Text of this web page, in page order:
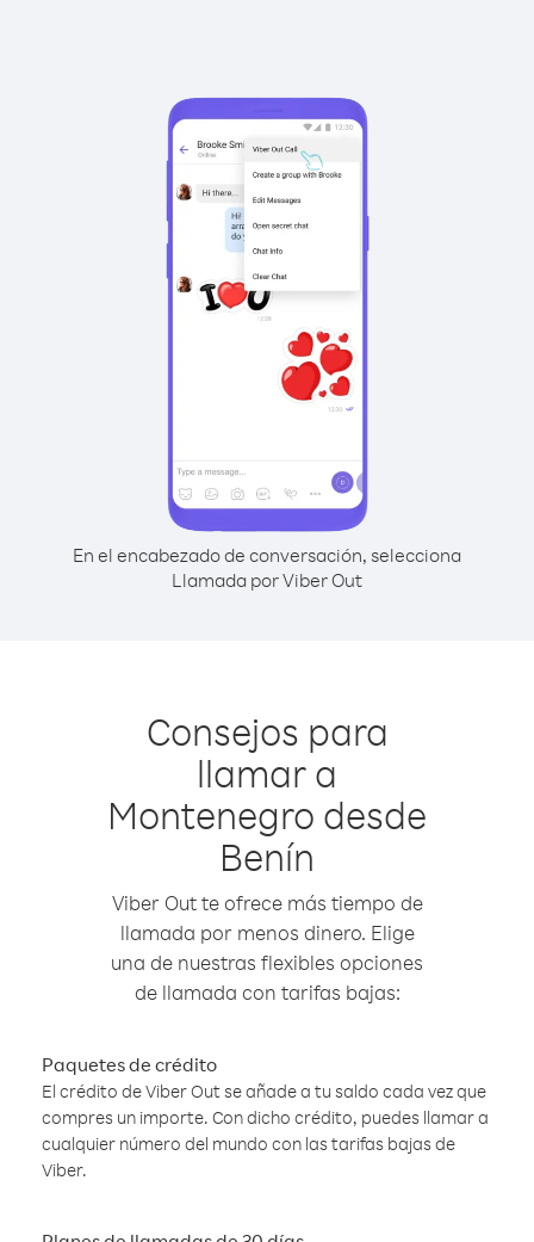
En el encabezado de conversación, selecciona
Llamada por Viber Out
Consejos para
llamar a
Montenegro desde
Benín
Viber Out te ofrece más tiempo de
llamada por menos dinero. Elige
una de nuestras flexibles opciones
de llamada con tarifas bajas:
Paquetes de crédito
El crédito de Viber Out se añade a tu saldo cada vez que
compres un importe. Con dicho crédito, puedes llamar a
cualquier número del mundo con las tarifas bajas de
Viber.